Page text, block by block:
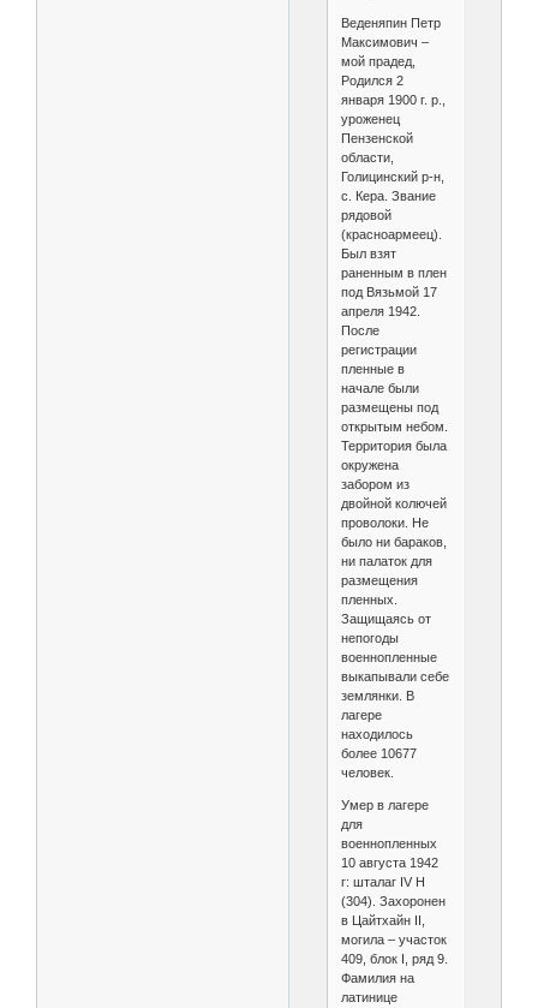
Веденяпин Петр
Максимович –
мой прадед,
Родился 2
января 1900 г. р.,
уроженец
Пензенской
области,
Голицинский р-н,
с. Кера. Звание
рядовой
(красноармеец).
Был взят
раненным в плен
под Вязьмой 17
апреля 1942.
После
регистрации
пленные в
начале были
размещены под
открытым небом.
Территория была
окружена
забором из
двойной колючей
проволоки. Не
было ни бараков,
ни палаток для
размещения
пленных.
Защищаясь от
непогоды
военнопленные
выкапывали себе
землянки. В
лагере
находилось
более 10677
человек.
Умер в лагере
для
военнопленных
10 августа 1942
г: шталаг IV H
(304). Захоронен
в Цайтхайн II,
могила – участок
409, блок I, ряд 9.
Фамилия на
латинице